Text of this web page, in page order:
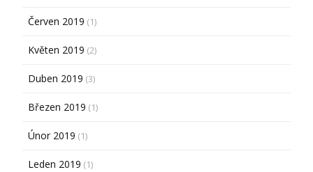
Červen 2019 (1)
Květen 2019 (2)
Duben 2019 (3)
Březen 2019 (1)
Únor 2019 (1)
Leden 2019 (1)